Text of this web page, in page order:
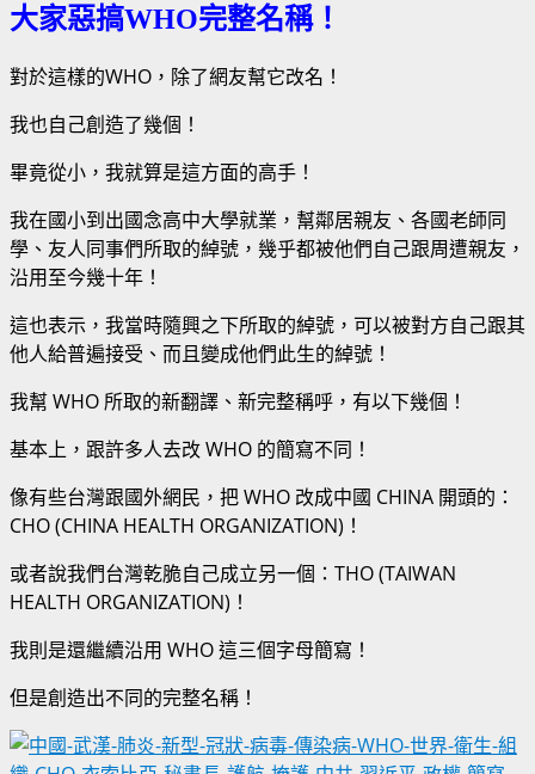
大家惡搞WHO完整名稱！
對於這樣的WHO，除了網友幫它改名！
我也自己創造了幾個！
畢竟從小，我就算是這方面的高手！
我在國小到出國念高中大學就業，幫鄰居親友、各國老師同
學、友人同事們所取的綽號，幾乎都被他們自己跟周遭親友，
沿用至今幾十年！
這也表示，我當時隨興之下所取的綽號，可以被對方自己跟其
他人給普遍接受、而且變成他們此生的綽號！
我幫 WHO 所取的新翻譯、新完整稱呼，有以下幾個！
基本上，跟許多人去改 WHO 的簡寫不同！
像有些台灣跟國外網民，把 WHO 改成中國 CHINA 開頭的：
CHO (CHINA HEALTH ORGANIZATION)！
或者說我們台灣乾脆自己成立另一個：THO (TAIWAN
HEALTH ORGANIZATION)！
我則是還繼續沿用 WHO 這三個字母簡寫！
但是創造出不同的完整名稱！